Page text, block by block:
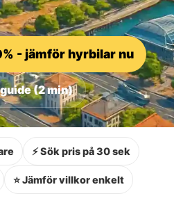
- jämför hyrbilar nu
(2 min)
⚡ Sök pris på 30 sek
⭐ Jämför villkor enkelt